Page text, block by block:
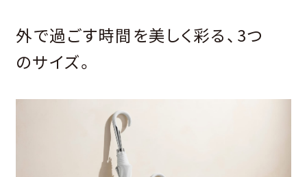
外で過ごす時間を美しく彩る、3つ
のサイズ。